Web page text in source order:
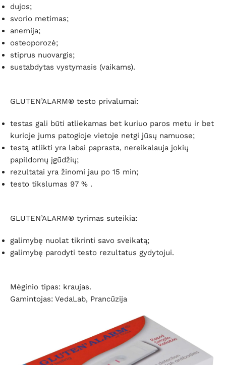
dujos;
svorio metimas;
anemija;
osteoporozė;
stiprus nuovargis;
sustabdytas vystymasis (vaikams).
GLUTEN’ALARM® testo privalumai:
testas gali būti atliekamas bet kuriuo paros metu ir bet
kurioje jums patogioje vietoje netgi jūsų namuose;
testą atlikti yra labai paprasta, nereikalauja jokių
papildomų įgūdžių;
rezultatai yra žinomi jau po 15 min;
testo tikslumas 97 % .
GLUTEN’ALARM® tyrimas suteikia:
galimybę nuolat tikrinti savo sveikatą;
galimybę parodyti testo rezultatus gydytojui.
Mėginio tipas: kraujas.
Gamintojas: VedaLab, Prancūzija